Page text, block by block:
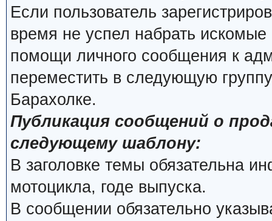
Если пользователь
время не успел набрать
помощи личного сообщения к
переместить в следующую
Барахолке.
Публикация сообщений о
следующему шаблону:
В заголовке темы обязательна
мотоцикла, годе выпуска.
В сообщении обязательно